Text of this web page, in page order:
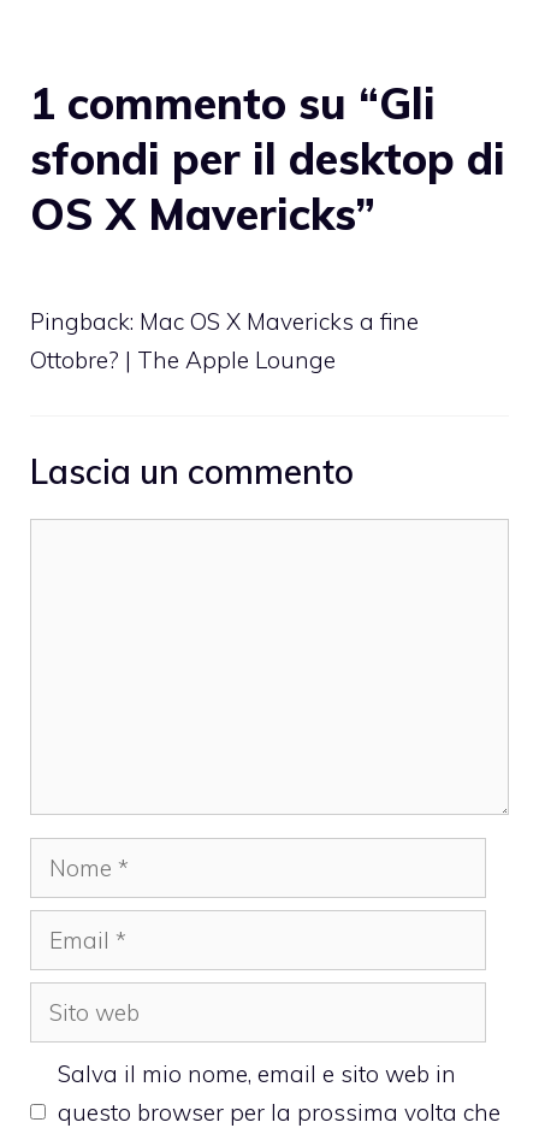
1 commento su “Gli
sfondi per il desktop di
OS X Mavericks”
Pingback: Mac OS X Mavericks a fine
Ottobre? | The Apple Lounge
Lascia un commento
Nome
Email
Sito
web
Salva il mio nome, email e sito web in
questo browser per la prossima volta che